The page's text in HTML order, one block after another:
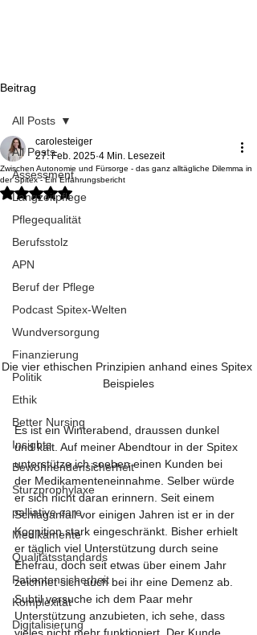
Beitrag
All Posts
Assessment
Langzeitpflege
Pflegequalität
Berufsstolz
APN
Beruf der Pflege
Podcast Spitex-Welten
Wundversorgung
Finanzierung
Politik
Ethik
Better Nursing
Insights
Bewohnendensicherheit
Sturzprophylaxe
palliative care
Medikamente
Qualitätsstandards
Patientensicherheit
Komplexität
Digitalisierung
All Posts
Zwischen Autonomie und Fürsorge - das ganz alltägliche Dilemma in
der Spitex - Ein Erfahrungsbericht
carolesteiger
27. Feb. 2025 4 Min. Lesezeit
Mit NaN von 5 Sternen bewertet.
Die vier ethischen Prinzipien anhand eines Spitex
Beispieles
Es ist ein Winterabend, draussen dunkel
und kalt. Auf meiner Abendtour in der Spitex
unterstütze ich soeben einen Kunden bei
der Medikamenteneinnahme. Selber würde
er sich nicht daran erinnern. Seit einem
Schlaganfall vor einigen Jahren ist er in der
Kognition stark eingeschränkt. Bisher erhielt
er täglich viel Unterstützung durch seine
Ehefrau, doch seit etwas über einem Jahr
zeichnet sich auch bei ihr eine Demenz ab.
Subtil versuche ich dem Paar mehr
Unterstützung anzubieten, ich sehe, dass